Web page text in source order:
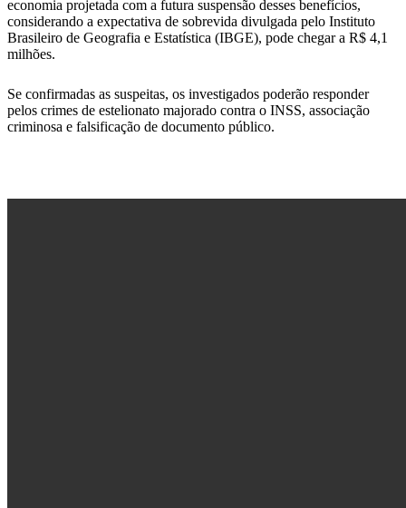
economia projetada com a futura suspensão desses benefícios,
considerando a expectativa de sobrevida divulgada pelo Instituto
Brasileiro de Geografia e Estatística (IBGE), pode chegar a R$ 4,1
milhões.
Se confirmadas as suspeitas, os investigados poderão responder
pelos crimes de estelionato majorado contra o INSS, associação
criminosa e falsificação de documento público.